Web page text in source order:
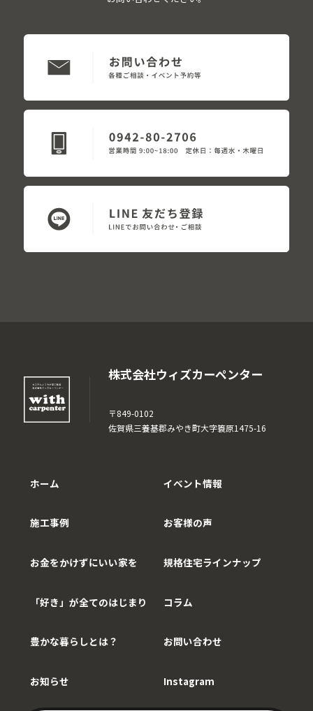
株式会社ウィズカーペンター
〒849-0102
佐賀県三養基郡みやき町大字簑原1475-16
ホーム
施工事例
お金をかけずにいい家を
「好き」が全てのはじまり
豊かな暮らしとは？
お知らせ
イベント情報
お客様の声
規格住宅ラインナップ
コラム
お問い合わせ
Instagram